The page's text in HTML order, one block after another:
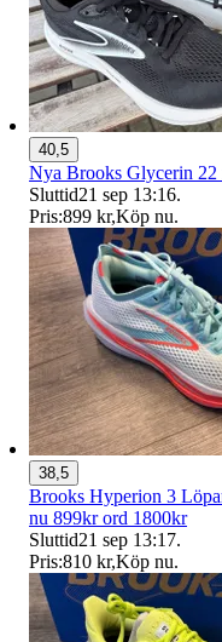
40,5
Nya Brooks Glycerin
Sluttid21 sep 13:16.
Pris:899 kr,Köp nu.
38,5
Brooks Hyperion 3
nu 899kr ord 1800kr
Sluttid21 sep 13:17.
Pris:810 kr,Köp nu.